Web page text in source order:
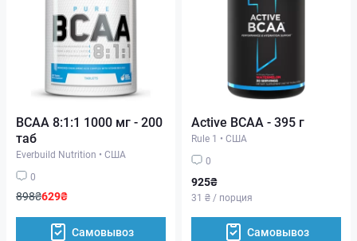
BCAA 8:1:1 1000 мг - 200
таб
Everbuild Nutrition • США
0
898₴629₴
Самовывоз
Active BCAA - 395 г
Rule 1 • США
0
925₴
31 ₴ / порция
Самовывоз